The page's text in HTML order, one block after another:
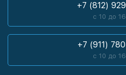
+7 (812)
с 10 до
+7 (911)
с 10 до